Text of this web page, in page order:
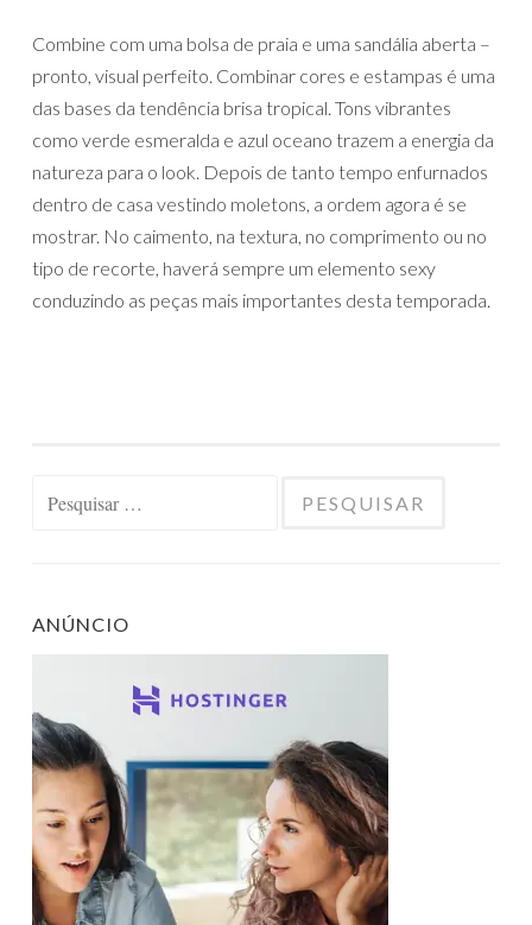
Combine com uma bolsa de praia e uma sandália aberta –
pronto, visual perfeito. Combinar cores e estampas é uma
das bases da tendência brisa tropical. Tons vibrantes
como verde esmeralda e azul oceano trazem a energia da
natureza para o look. Depois de tanto tempo enfurnados
dentro de casa vestindo moletons, a ordem agora é se
mostrar. No caimento, na textura, no comprimento ou no
tipo de recorte, haverá sempre um elemento sexy
conduzindo as peças mais importantes desta temporada.
ANÚNCIO